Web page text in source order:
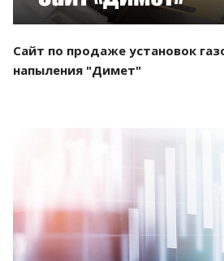
Сайт по продаже установок
напыления "Димет"